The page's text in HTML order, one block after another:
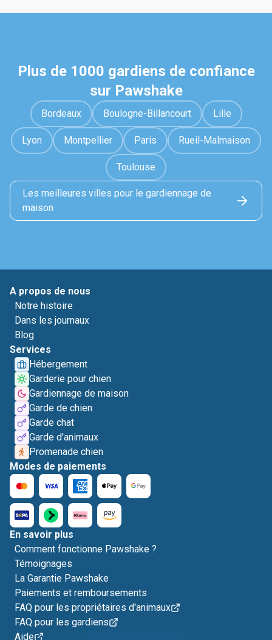
Plus de 1000 gardiens de confiance
sur Pawshake
Bordeaux Boulogne-Billancourt Lille
Lyon Montpellier Paris Rueil-Malmaison
Toulouse
Les meilleures villes pour le gardiennage de
maison
A propos de nous
Notre histoire
Dans les journaux
Blog
Services
Hébergement
Garderie pour chien
Gardiennage de maison
Garde de chien
Garde chat
Garde d'animaux
Promenade chien
Modes de paiements
En savoir plus
Comment fonctionne Pawshake ?
Témoignages
La Garantie Pawshake
Paiements et remboursements
FAQ pour les propriétaires d'animaux
FAQ pour les gardiens
Aide